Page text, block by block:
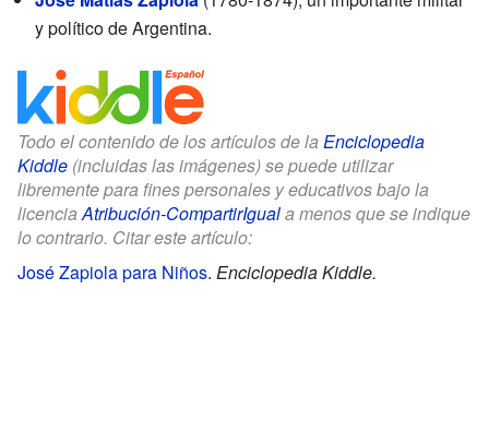
y político de Argentina.
Todo el contenido de los artículos de la Enciclopedia
Kiddle (incluidas las imágenes) se puede utilizar
libremente para fines personales y educativos bajo la
licenciaAtribución-CompartirIguala menos que se indique
lo contrario. Citar este artículo:
José Zapiola para Niños. Enciclopedia Kiddle.